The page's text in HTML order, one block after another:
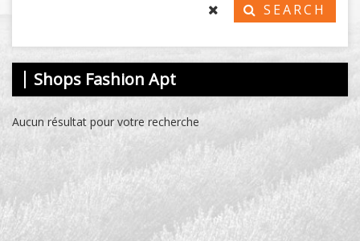
SEARCH
Shops Fashion Apt
Aucun résultat pour votre recherche